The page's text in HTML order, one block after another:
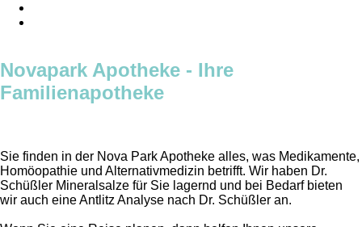
Novapark Apotheke - Ihre
Familienapotheke
Sie finden in der Nova Park Apotheke alles, was Medikamente,
Homöopathie und Alternativmedizin betrifft. Wir haben Dr.
Schüßler Mineralsalze für Sie lagernd und bei Bedarf bieten
wir auch eine Antlitz Analyse nach Dr. Schüßler an.